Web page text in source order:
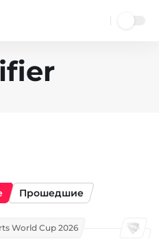
Прошедшие
World Cup 2026